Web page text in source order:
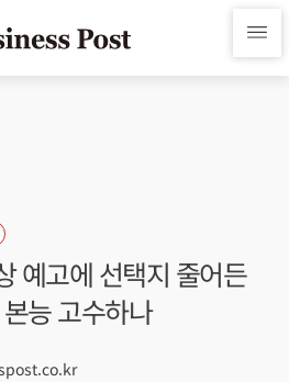
예고에 선택지 줄어든
능 고수하나